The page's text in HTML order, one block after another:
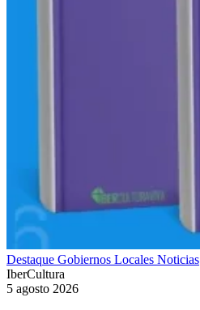
Destaque Gobiernos Locales Noticias
IberCultura
5 agosto 2026